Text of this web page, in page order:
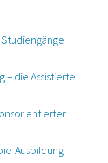
– die Assistierte
Ausbildung